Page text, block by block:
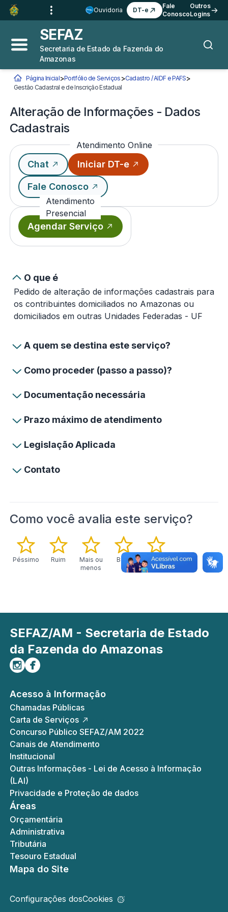
Ir para o
Conteúdo
Ir para a
Navegação 3
Ir para o
Rodapé 4
Ouvidoria DT-e
Fale
Conosco
Outros
Logins
Abrir menu principal
SEFAZ
Secretaria de Estado da Fazenda do
Amazonas
Você está aqui:
Página Inicial>Portfólio de Serviços >Cadastro / AIDF e PAFS>
Gestão Cadastral e de Inscrição EstadualAlteração de Informações - Dados
Alteração de Informações - Dados
Cadastrais
Atendimento Online
Chat Iniciar DT-e
Fale Conosco
Atendimento
Presencial
Agendar Serviço
O que é
Pedido de alteração de informações cadastrais para
os contribuintes domiciliados no Amazonas ou
domiciliados em outras Unidades Federadas - UF
A quem se destina este serviço?
Como proceder (passo a passo)?
Documentação necessária
Prazo máximo de atendimento
Legislação Aplicada
Contato
Como você avalia este serviço?
Péssimo Ruim
Mais ou
menos
Bom Excelente
SEFAZ/AM - Secretaria de Estado
da Fazenda do Amazonas
Siga-nos no Instagram
Curta-nos no Facebook
Acesso à Informação
Chamadas Públicas
Carta de Serviços
Concurso Público SEFAZ/AM 2022
Canais de Atendimento
Institucional
Outras Informações - Lei de Acesso à Informação
(LAI)
Privacidade e Proteção de dados
Áreas
Orçamentária
Administrativa
Tributária
Tesouro Estadual
Mapa do Site
Configurações dosCookies